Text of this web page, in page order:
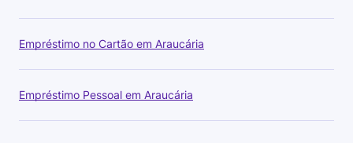
Empréstimo no Cartão em Araucária
Empréstimo Pessoal em Araucária